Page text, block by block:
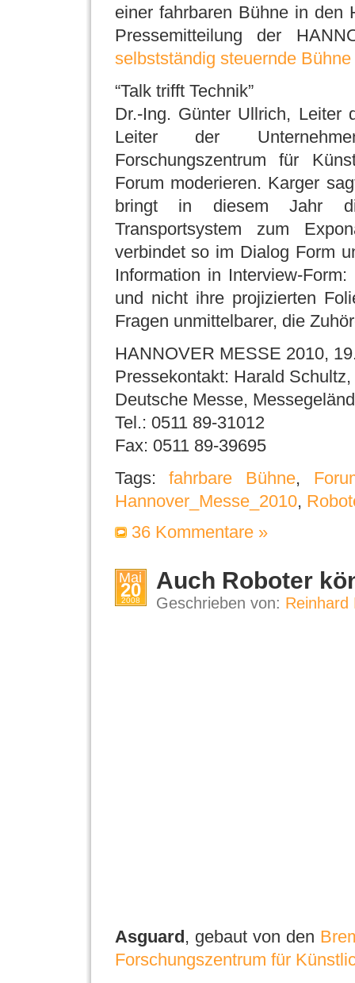
einer fahrbaren Bühne in den
Pressemitteilung der
selbstständig steuernde
“Talk trifft Technik”
Dr.-Ing. Günter Ullrich, Leiter
Leiter der
Forschungszentrum für
Forum moderieren. Karger
bringt in diesem Jahr
Transportsystem zum
verbindet so im Dialog Form
Information in Interview-
und nicht ihre projizierten
Fragen unmittelbarer, die
HANNOVER MESSE 2010,
Pressekontakt: Harald
Deutsche Messe,
Tel.: 0511 89-31012
Fax: 0511 89-39695
Tags:fahrbare Bühne,
Hannover_Messe_2010,
36 Kommentare »
Mai
20
2008
Auch Roboter
Geschrieben von: Reinhard
Asguard, gebaut von den
Forschungszentrum für